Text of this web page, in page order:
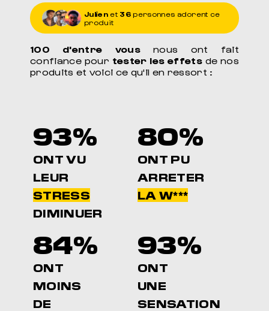
Julien et 36 personnes adorent ce
produit
100 d'entre vousnous ont fait
confiance pour tester les effets de nos
produits et voici ce qu'il en ressort :
93%
ONT VU
LEUR
STRESS
DIMINUER
80%
ONT PU
ARRETER
LA W***
84%
ONT
MOINS
DE
93%
ONT
UNE
SENSATION